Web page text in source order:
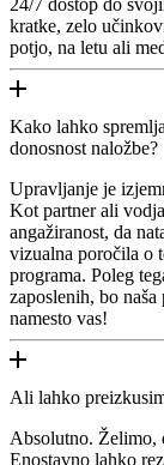
kratke, zelo
potjo, na letu ali
Kako lahko
donosnost naložbe?
Upravljanje je
Kot partner ali
angažiranost, da
vizualna poročila o
programa. Poleg
zaposlenih, bo
namesto vas!
Ali lahko
Absolutno. Želimo,
Enostavno lahko